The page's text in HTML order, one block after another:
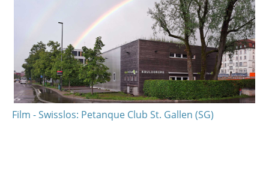
Film - Swisslos: Petanque Club St. Gallen (SG)